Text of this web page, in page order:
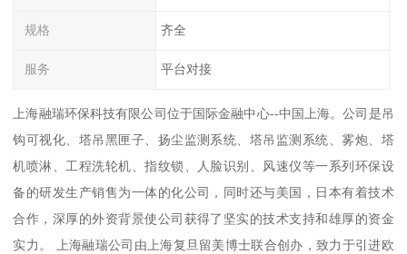
规格 齐全
服务 平台对接
上海融瑞环保科技有限公司位于国际金融中心--中国上海。公司是吊
钩可视化、塔吊黑匣子、扬尘监测系统、塔吊监测系统、雾炮、塔
机喷淋、工程洗轮机、指纹锁、人脸识别、风速仪等一系列环保设
备的研发生产销售为一体的化公司，同时还与美国，日本有着技术
合作，深厚的外资背景使公司获得了坚实的技术支持和雄厚的资金
实力。 上海融瑞公司由上海复旦留美博士联合创办，致力于引进欧